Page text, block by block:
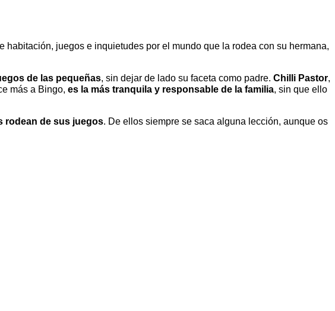
habitación, juegos e inquietudes por el mundo que la rodea con su hermana,
de las pequeñas, sin dejar de lado su faceta como padre. Chilli Pastor,
más a Bingo, es la más tranquila y responsable de la familia, sin que ello
rodean de sus juegos. De ellos siempre se saca alguna lección, aunque os